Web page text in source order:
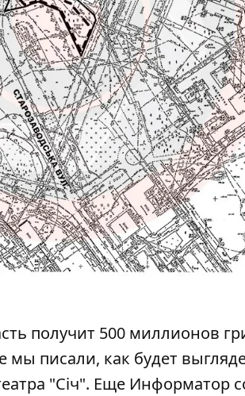
получит 500 миллионов
мы писали, как будет
"Січ". Еще Информатор